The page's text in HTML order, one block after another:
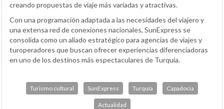
creando propuestas de viaje más variadas y atractivas.
Con una programación adaptada a las necesidades del viajero y
una extensa red de conexiones nacionales, SunExpress se
consolida como un aliado estratégico para agencias de viajes y
turoperadores que buscan ofrecer experiencias diferenciadoras
en uno de los destinos más espectaculares de Turquía.
Turismo cultural SunExpress Turquía Capadocia
Actualidad